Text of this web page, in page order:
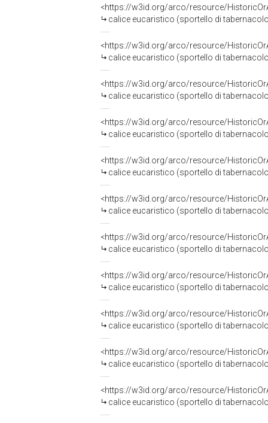
<https://w3id.org/arco/resource/
calice eucaristico (sportello di
<https://w3id.org/arco/resource/
calice eucaristico (sportello di
<https://w3id.org/arco/resource/
calice eucaristico (sportello di
<https://w3id.org/arco/resource/
calice eucaristico (sportello di
<https://w3id.org/arco/resource/
calice eucaristico (sportello di
<https://w3id.org/arco/resource/
calice eucaristico (sportello di
<https://w3id.org/arco/resource/
calice eucaristico (sportello di
<https://w3id.org/arco/resource/
calice eucaristico (sportello di
<https://w3id.org/arco/resource/
calice eucaristico (sportello di
<https://w3id.org/arco/resource/
calice eucaristico (sportello di
<https://w3id.org/arco/resource/
calice eucaristico (sportello di